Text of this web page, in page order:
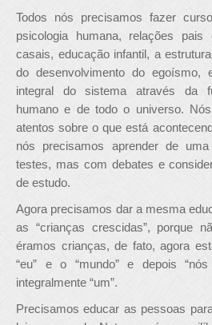
Todos nós precisamos fazer
psicologia humana, relações
casais, educação infantil, a
do desenvolvimento do
integral do sistema através da
humano e de todo o universo.
atentos sobre o que está
nós precisamos aprender de
testes, mas com debates e
de estudo.
Agora precisamos dar a mesma
as “crianças crescidas”, porque
éramos crianças, de fato, agora
“eu” e o “mundo” e depois
integralmente “um”.
Precisamos educar as pessoas